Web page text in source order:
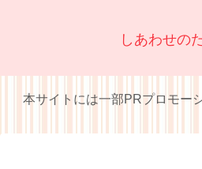
しあわせの
本サイトには一部PRプロモー